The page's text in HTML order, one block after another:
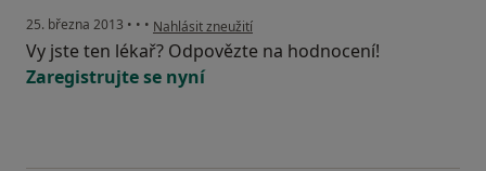
25. března 2013 • • • podle názoru uživatele Váš účet byl odstraněn
Nahlásit zneužití
Vy jste ten lékař? Odpovězte na hodnocení!
Zaregistrujte se nyní